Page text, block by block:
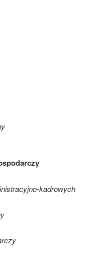
kadrowych